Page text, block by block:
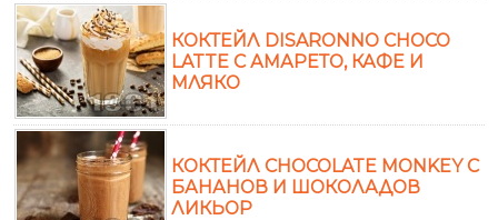
КОКТЕЙЛ DISARONNO CHOCO
LATTE С АМАРЕТО, КАФЕ И
МЛЯКО
КОКТЕЙЛ CHOCOLATE MONKEY С
БАНАНОВ И ШОКОЛАДОВ
ЛИКЬОР